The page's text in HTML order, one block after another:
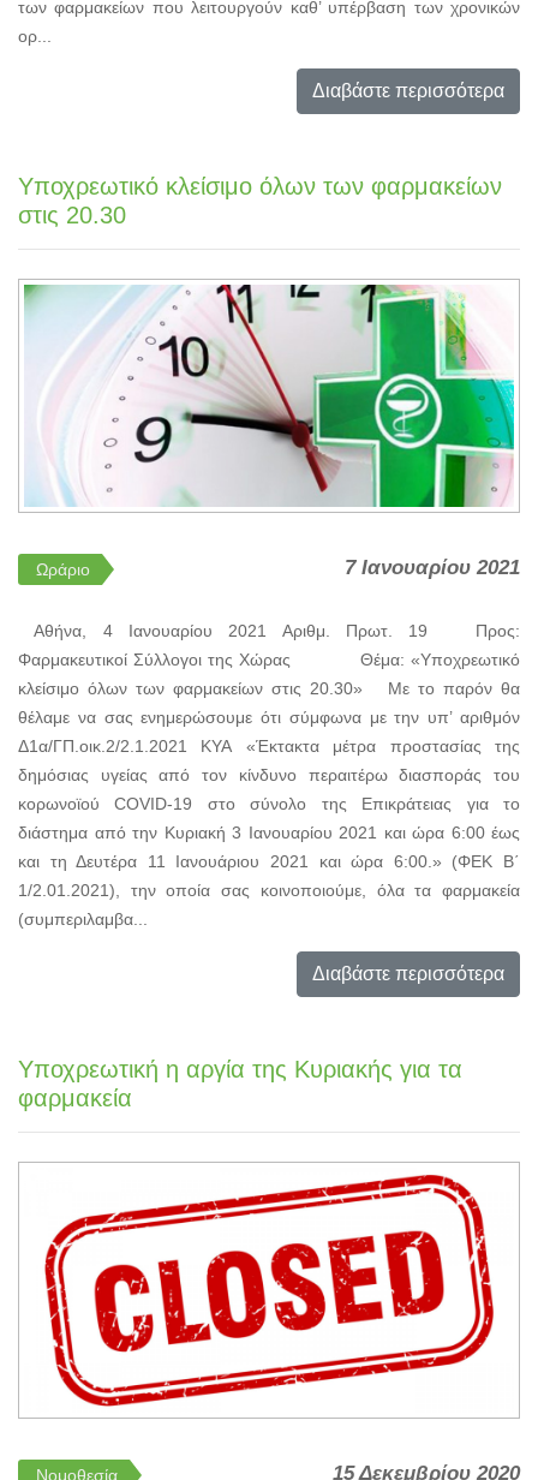
των φαρμακείων που λειτουργούν καθ’ υπέρβαση των χρονικών
ορ...
Διαβάστε περισσότερα
Υποχρεωτικό κλείσιμο όλων των φαρμακείων
στις 20.30
Ωράριο 7 Ιανουαρίου 2021
Αθήνα, 4 Ιανουαρίου 2021 Αριθμ. Πρωτ. 19 Προς:
Φαρμακευτικοί Σύλλογοι της Χώρας Θέμα: «Υποχρεωτικό
κλείσιμο όλων των φαρμακείων στις 20.30» Με το παρόν θα
θέλαμε να σας ενημερώσουμε ότι σύμφωνα με την υπ’ αριθμόν
Δ1α/ΓΠ.οικ.2/2.1.2021 ΚΥΑ «Έκτακτα μέτρα προστασίας της
δημόσιας υγείας από τον κίνδυνο περαιτέρω διασποράς του
κορωνοϊού COVID-19 στο σύνολο της Επικράτειας για το
διάστημα από την Κυριακή 3 Ιανουαρίου 2021 και ώρα 6:00 έως
και τη Δευτέρα 11 Ιανουάριου 2021 και ώρα 6:00.» (ΦΕΚ Β΄
1/2.01.2021), την οποία σας κοινοποιούμε, όλα τα φαρμακεία
(συμπεριλαμβα...
Διαβάστε περισσότερα
Υποχρεωτική η αργία της Κυριακής για τα
φαρμακεία
Νομοθεσία 15 Δεκεμβρίου 2020